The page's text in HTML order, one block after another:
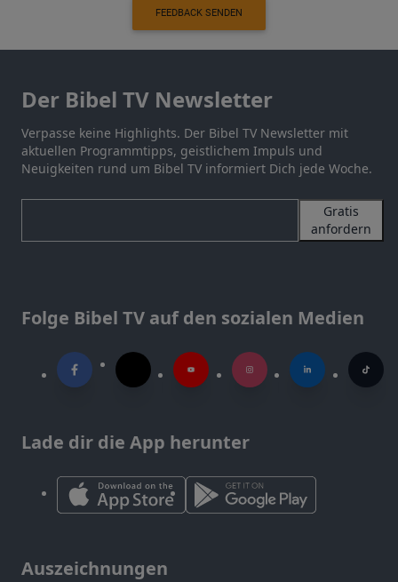
FEEDBACK SENDEN
Der Bibel TV Newsletter
Verpasse keine Highlights. Der Bibel TV Newsletter mit
aktuellen Programmtipps, geistlichem Impuls und
Neuigkeiten rund um Bibel TV informiert Dich jede Woche.
Gratis
anfordern
Folge Bibel TV auf den sozialen Medien
Lade dir die App herunter
Auszeichnungen